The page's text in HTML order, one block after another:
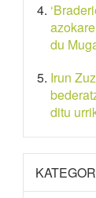
du
Irun
ditu